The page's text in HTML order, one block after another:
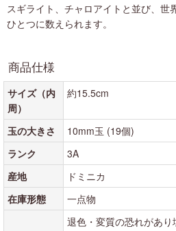
スギライト、チャロアイトと並び、世
ひとつに数えられます。
商品仕様
サイズ（内
周）
約15.5cm
玉の大きさ
10mm玉 (19個)
ランク
3A
産地
ドミニカ
在庫形態
一点物
退色・変質の恐れがあ